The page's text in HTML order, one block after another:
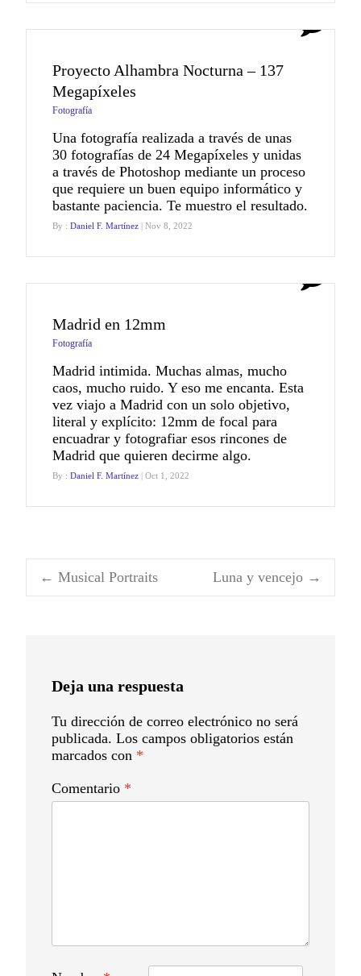
Proyecto Alhambra Nocturna – 137
Megapíxeles
Fotografía
Una fotografía realizada a través de unas
30 fotografías de 24 Megapíxeles y unidas
a través de Photoshop mediante un proceso
que requiere un buen equipo informático y
bastante paciencia. Te muestro el resultado.
By : Daniel F. Martínez | Nov 8, 2022
Madrid en 12mm
Fotografía
Madrid intimida. Muchas almas, mucho
caos, mucho ruido. Y eso me encanta. Esta
vez viajo a Madrid con un solo objetivo,
literal y explícito: 12mm de focal para
encuadrar y fotografiar esos rincones de
Madrid que quieren decirme algo.
By : Daniel F. Martínez | Oct 1, 2022
Navegación
entradas
← Musical Portraits Luna y vencejo →
Deja una respuesta
Tu dirección de correo electrónico no será
publicada. Los campos obligatorios están
marcados con *
Comentario *